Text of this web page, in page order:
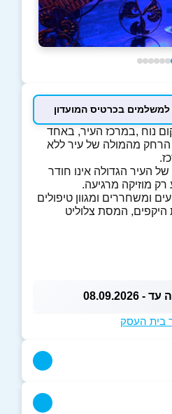
נוח ,במרכז העיר, באחד
הרחק מהמולה של עיר ללא
העיר הגדולה אינו חודר
רק מוזיקה מרגיעה.
ומשחררים ומגוון טיפולים
היקפים, המסת צלוליט
בית העסק